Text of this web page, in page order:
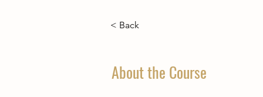
< Back
About the Course